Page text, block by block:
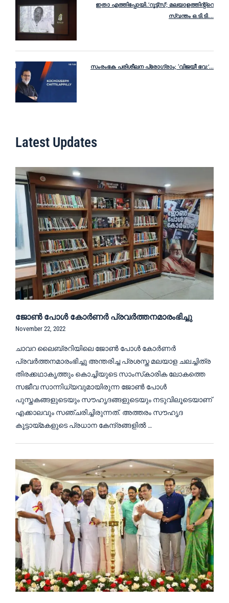
ഇതാ എത്തിപ്പോയി..’റൂട്ട്സ്’; മലയാളത്തിന്റ്റെ
സ്വന്തം ഒ.ടി.ടി....
സംരംഭക പരിശീലന പ്രോഗ്രാം; ‘വിജയീ ഭവ:’...
Latest Updates
ജോൺ പോൾ കോർണർ പ്രവർത്തനമാരംഭിച്ചു
November 22, 2022
ചാവറ ലൈബ്രറിയിലെ ജോൺ പോൾ കോർണർ
പ്രവർത്തനമാരംഭിച്ചു അന്തരിച്ച പ്രശസ്ത മലയാള ചലച്ചിത്ര
തിരക്കഥാകൃത്തും കൊച്ചിയുടെ സാംസ്‌കാരിക ലോകത്തെ
സജീവ സാന്നിധ്യവുമായിരുന്ന ജോൺ പോൾ
പുസ്തകങ്ങളുടെയും സൗഹൃദങ്ങളുടെയും നടുവിലൂടെയാണ്
എക്കാലവും സഞ്ചരിച്ചിരുന്നത്. അത്തരം സൗഹൃദ
കൂട്ടായ്മകളുടെ പ്രധാന കേന്ദ്രങ്ങളിൽ …